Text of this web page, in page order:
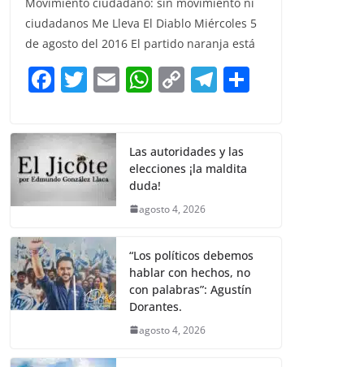
c
e
b
o
k
itt
er
ai
l
at
s
A
p
p
y
Li
n
e
gr
a
m
ar
e
ciudadanos Me Lleva El Diablo Miércoles 5
de agosto del 2016 El partido naranja está
F
c
e
b
o
o
k
T
itt
er
E W
s
A
p
C
y
Li
n
T
gr
a
Las autoridades y las
elecciones ¡la maldita
duda!
agosto 4, 2026
“Los políticos debemos
hablar con hechos, no
con palabras”: Agustín
Dorantes.
agosto 4, 2026